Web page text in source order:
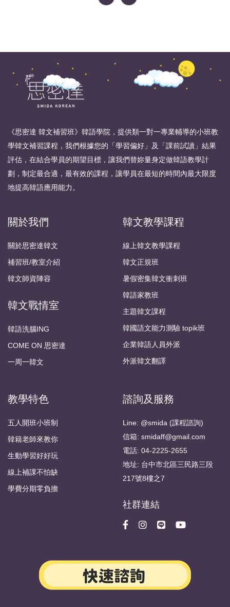
《思密達 韓文補習班》韓語學院，提供類一對一專業輔導的小班教
學韓文補習課程，我們根據您的「學習偏好」及「課前試讀」結果
評估，在結合學員的期望目標，讓我們替妳量身定做韓語教學計
劃，制定最合適，最有效的課程，讓學員在最短的時間內最大限度
地提高韓語應用能力。
關於我們
關於思密達韓文
補習班/教室介紹
韓文師資陣容
韓文戰情室
韓語洗腦ING
COME ON 思密達
一周一韓文
韓文教學課程
線上韓文教學課程
韓文正規班
暑假密集韓文衝刺班
韓語家教班
主題韓文課程
韓國語文能力測驗 topik班
企業韓語人員外派
外派韓文翻譯
教學特色
五人開班小班制
韓籍老師來教你
生動學習好好玩
線上補課不怕缺
學費分期零負擔
諮詢及服務
Line: @smida (課程諮詢)
信箱: smidaff@gmail.com
電話: 04-2225-2655
地址: 台中市北區三民路三段
217號8樓之7
社群連結